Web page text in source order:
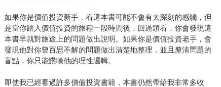
如果你是價值投資新手，看這本書可能不會有太深刻的感觸，但
是當你踏入價值投資的旅程一段時間後，回過頭看，你會發現這
本書早就對旅途上的問題做出說明。如果你是價值投資老手，會
發現他對你曾百思不解的問題做出清楚地整理，並且釐清問題的
盲點，你只能讚嘆他的理性邏輯。
即使我已經看過許多價值投資書籍，本書仍然帶給我非常多收